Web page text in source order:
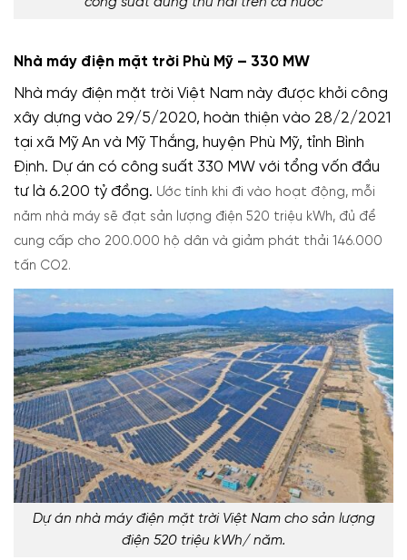
Nhà máy điện mặt trời Phù Mỹ – 330 MW
Nhà máy điện mặt trời Việt Nam này được khởi công
xây dựng vào 29/5/2020, hoàn thiện vào 28/2/2021
tại xã Mỹ An và Mỹ Thắng, huyện Phù Mỹ, tỉnh Bình
Định. Dự án có công suất 330 MW với tổng vốn đầu
tư là 6.200 tỷ đồng. Ước tính khi đi vào hoạt động, mỗi
năm nhà máy sẽ đạt sản lượng điện 520 triệu kWh, đủ để
cung cấp cho 200.000 hộ dân và giảm phát thải 146.000
tấn CO2.
Dự án nhà máy điện mặt trời Việt Nam cho sản lượng
điện 520 triệu kWh/ năm.